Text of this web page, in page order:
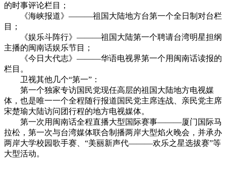
的时事评论栏目；
《海峡报道》———祖国大陆地方台第一个全日制对台栏
目；
《娱乐斗阵行》———祖国大陆第一个聘请台湾明星担纲
主播的闽南话娱乐节目；
《今日大代志》———华语电视界第一个用闽南话读报的
栏目。
卫视其他几个“第一”：
第一个独家专访国民党现任高层的祖国大陆地方电视媒
体，也是唯一一个全程随行报道国民党主席连战、亲民党主席
宋楚瑜大陆访问团行程的地方电视媒体。
第一次用闽南话全程直播大型国际赛事———厦门国际马
拉松，第一次与台湾媒体联合制播两岸大型焰火晚会，并承办
两岸大学校园歌手赛、“美丽新声代———欢乐之星选拔赛”等
大型活动。